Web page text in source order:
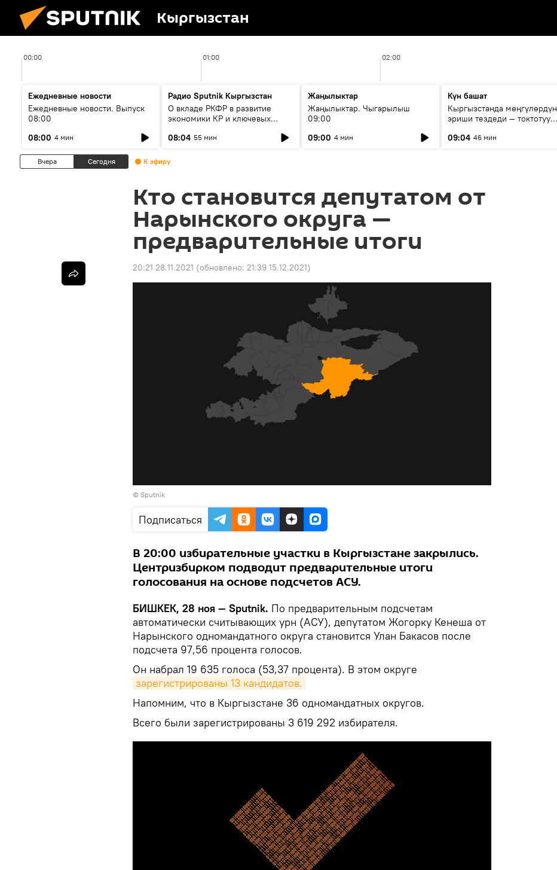
Кыргызстан
00:00 01:00 02:00
Ежедневные новости
Ежедневные новости. Выпуск
08:00
08:00 4 мин
Радио Sputnik Кыргызстан
О вкладе РКФР в развитие
экономики КР и ключевых
08:04 55 мин
Жаңылыктар
Жаңылыктар. Чыгарылыш
09:00
09:00 4 мин
Күн башат
Кыргызстанда мөңгүлөрдүн
эриши тездеди — токтотуу
09:04 46 мин
Вчера Сегодня К эфиру
Кто становится депутатом от
Нарынского округа —
предварительные итоги
20:21 28.11.2021 (обновлено: 21:39 15.12.2021)
© Sputnik
Подписаться
В 20:00 избирательные участки в Кыргызстане закрылись.
Центризбирком подводит предварительные итоги
голосования на основе подсчетов АСУ.
БИШКЕК, 28 ноя — Sputnik. По предварительным подсчетам
автоматически считывающих урн (АСУ), депутатом Жогорку Кенеша от
Нарынского одномандатного округа становится Улан Бакасов после
подсчета 97,56 процента голосов.
Он набрал 19 635 голоса (53,37 процента). В этом округе
зарегистрированы 13 кандидатов.
Напомним, что в Кыргызстане 36 одномандатных округов.
Всего были зарегистрированы 3 619 292 избирателя.